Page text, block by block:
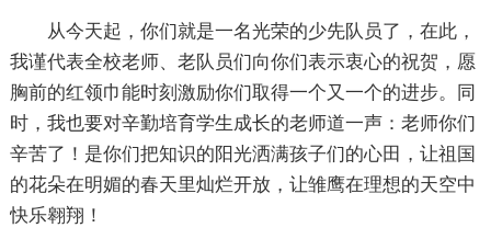
从今天起，你们就是一名光荣的少先队员了，在此，
我谨代表全校老师、老队员们向你们表示衷心的祝贺，愿
胸前的红领巾能时刻激励你们取得一个又一个的进步。同
时，我也要对辛勤培育学生成长的老师道一声：老师你们
辛苦了！是你们把知识的阳光洒满孩子们的心田，让祖国
的花朵在明媚的春天里灿烂开放，让雏鹰在理想的天空中
快乐翱翔！